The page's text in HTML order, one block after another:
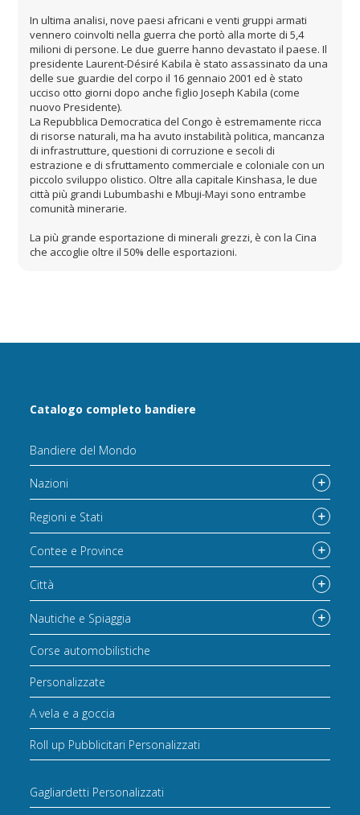
In ultima analisi, nove paesi africani e venti gruppi armati
vennero coinvolti nella guerra che portò alla morte di 5,4
milioni di persone. Le due guerre hanno devastato il paese. Il
presidente Laurent-Désiré Kabila è stato assassinato da una
delle sue guardie del corpo il 16 gennaio 2001 ed è stato
ucciso otto giorni dopo anche figlio Joseph Kabila (come
nuovo Presidente).
La Repubblica Democratica del Congo è estremamente ricca
di risorse naturali, ma ha avuto instabilità politica, mancanza
di infrastrutture, questioni di corruzione e secoli di
estrazione e di sfruttamento commerciale e coloniale con un
piccolo sviluppo olistico. Oltre alla capitale Kinshasa, le due
città più grandi Lubumbashi e Mbuji-Mayi sono entrambe
comunità minerarie.
La più grande esportazione di minerali grezzi, è con la Cina
che accoglie oltre il 50% delle esportazioni.
Catalogo completo bandiere
Bandiere del Mondo
Nazioni
Regioni e Stati
Contee e Province
Città
Nautiche e Spiaggia
Corse automobilistiche
Personalizzate
A vela e a goccia
Roll up Pubblicitari Personalizzati
Gagliardetti Personalizzati